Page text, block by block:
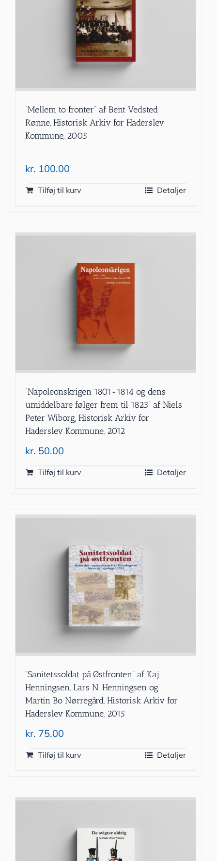
”Mellem to fronter” af Bent Vedsted
Rønne, Historisk Arkiv for Haderslev
Kommune, 2005
kr. 100.00
Tilføj til kurv Detaljer
”Napoleonskrigen 1801-1814 og dens
umiddelbare følger frem til 1823” af Niels
Peter Wiborg, Historisk Arkiv for
Haderslev Kommune, 2012
kr. 50.00
Tilføj til kurv Detaljer
”Sanitetssoldat på Østfronten” af Kaj
Henningsen, Lars N. Henningsen og
Martin Bo Nørregård, Historisk Arkiv for
Haderslev Kommune, 2015
kr. 75.00
Tilføj til kurv Detaljer